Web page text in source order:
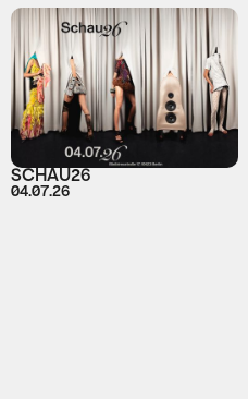
SCHAU26
04.07.26